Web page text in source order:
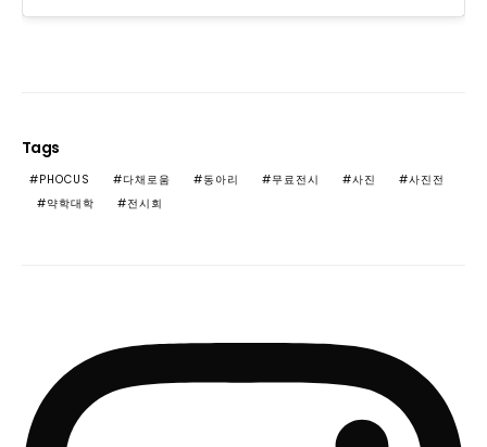
Tags
PHOCUS 다채로움 동아리 무료전시 사진
사진전
약학대학
전시회